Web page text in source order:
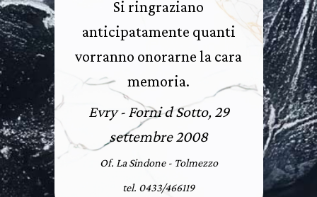
Si ringraziano
anticipatamente quanti
vorranno onorarne la cara
memoria.
Evry - Forni d Sotto, 29
settembre 2008
Of. La Sindone - Tolmezzo
tel. 0433/466119